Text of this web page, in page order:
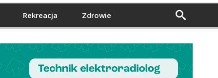
Rekreacja Zdrowie